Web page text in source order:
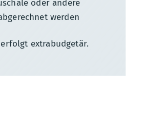
oder andere
werden
extrabudgetär.